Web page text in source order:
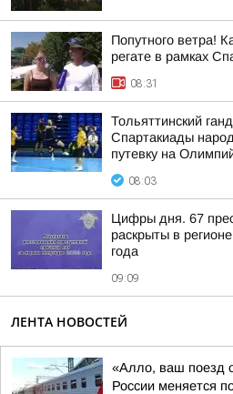
Попутного ветра!
регате в рамках
08:31
Тольяттинский
Спартакиады
путевку на
08:03
Цифры дня. 67
раскрыты в
года
09:09
ЛЕНТА НОВОСТЕЙ
«Алло, ваш поезд
России меняется